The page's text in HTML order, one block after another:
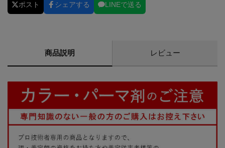
ポスト シェアする LINEで送る
商品説明 レビュー